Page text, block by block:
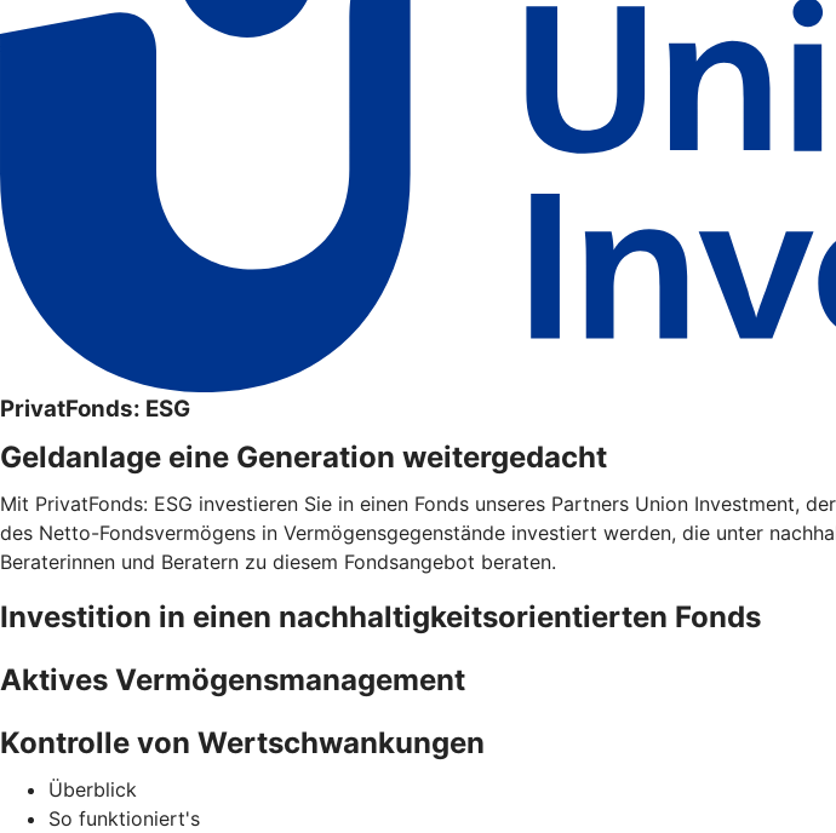
PrivatFonds: ESG
Geldanlage eine Generation weitergedacht
Mit PrivatFonds: ESG investieren Sie in einen Fonds unseres Partners Union Investment,
des Netto-Fondsvermögens in Vermögensgegenstände investiert werden, die unter
Beraterinnen und Beratern zu diesem Fondsangebot beraten.
Investition in einen nachhaltigkeitsorientierten Fonds
Aktives Vermögensmanagement
Kontrolle von Wertschwankungen
Überblick
So funktioniert's